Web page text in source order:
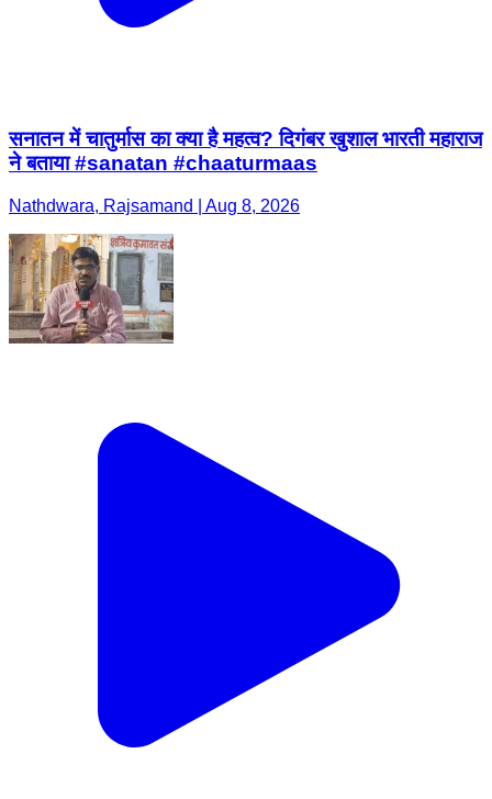
सनातन में चातुर्मास का क्या है महत्व? दिगंबर खुशाल भारती महाराज
ने बताया #sanatan #chaaturmaas
Nathdwara, Rajsamand | Aug 8, 2026